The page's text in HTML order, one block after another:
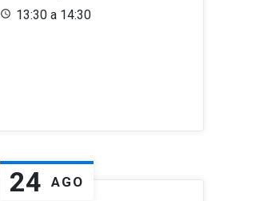
13:30 a 14:30
24 AGO